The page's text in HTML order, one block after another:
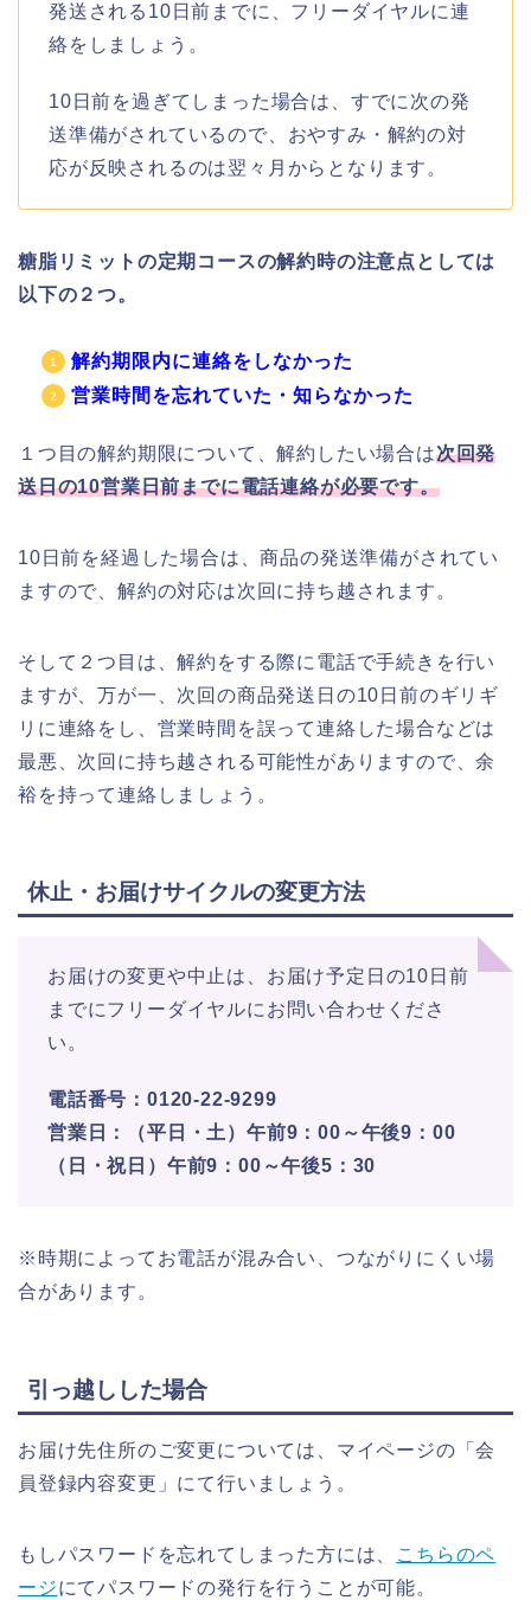
発送される10日前までに、フリーダイヤルに連
絡をしましょう。
10日前を過ぎてしまった場合は、すでに次の発
送準備がされているので、おやすみ・解約の対
応が反映されるのは翌々月からとなります。
糖脂リミットの定期コースの解約時の注意点としては
以下の２つ。
解約期限内に連絡をしなかった
営業時間を忘れていた・知らなかった
１つ目の解約期限について、解約したい場合は次回発
送日の10営業日前までに電話連絡が必要です。
10日前を経過した場合は、商品の発送準備がされてい
ますので、解約の対応は次回に持ち越されます。
そして２つ目は、解約をする際に電話で手続きを行い
ますが、万が一、次回の商品発送日の10日前のギリギ
リに連絡をし、営業時間を誤って連絡した場合などは
最悪、次回に持ち越される可能性がありますので、余
裕を持って連絡しましょう。
休止・お届けサイクルの変更方法
お届けの変更や中止は、お届け予定日の10日前
までにフリーダイヤルにお問い合わせくださ
い。
電話番号：0120-22-9299
営業日：（平日・土）午前9：00～午後9：00
（日・祝日）午前9：00～午後5：30
※時期によってお電話が混み合い、つながりにくい場
合があります。
引っ越しした場合
お届け先住所のご変更については、マイページの「会
員登録内容変更」にて行いましょう。
もしパスワードを忘れてしまった方には、
こちらのペ
ージにてパスワードの発行を行うことが可能。